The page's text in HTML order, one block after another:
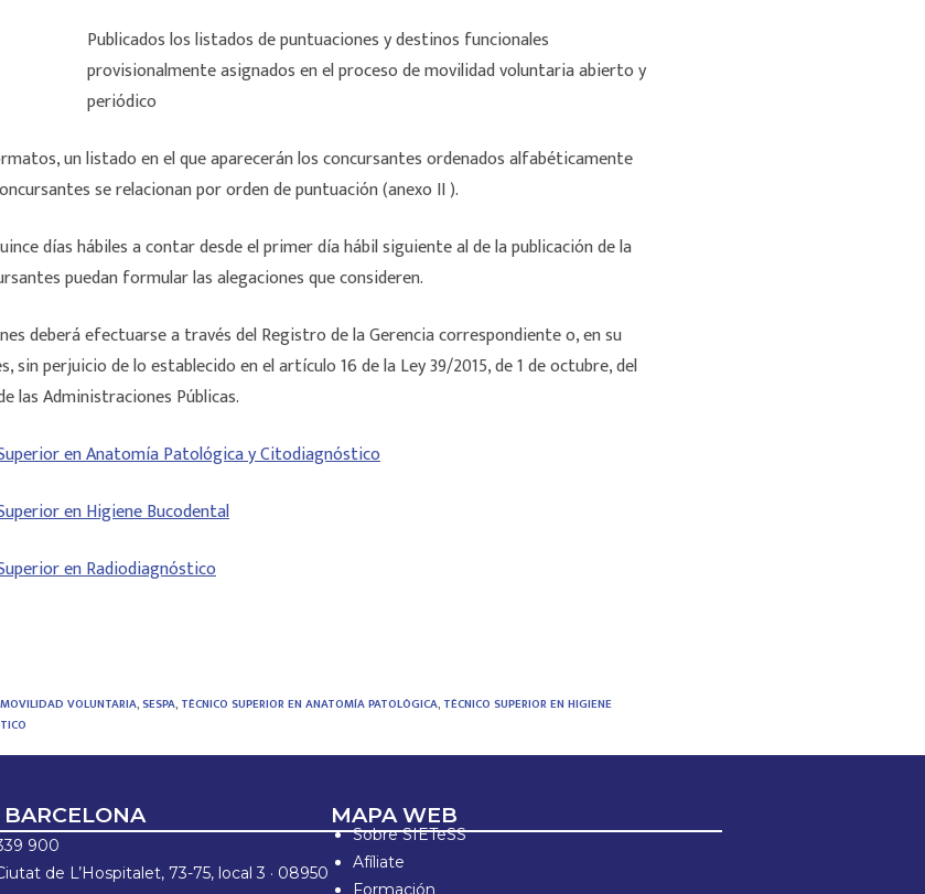
Publicados los listados de puntuaciones y destinos funcionales
provisionalmente asignados en el proceso de movilidad voluntaria abierto y
periódico
un listado en el que aparecerán los concursantes ordenados alfabéticamente
se relacionan por orden de puntuación (anexo II ).
días hábiles a contar desde el primer día hábil siguiente al de la publicación de la
puedan formular las alegaciones que consideren.
deberá efectuarse a través del Registro de la Gerencia correspondiente o, en su
sin perjuicio de lo establecido en el artículo 16 de la Ley 39/2015, de 1 de octubre, del
las Administraciones Públicas.
en Anatomía Patológica y Citodiagnóstico
en Higiene Bucodental
en Radiodiagnóstico
VOLUNTARIA,SESPA, TÉCNICO SUPERIOR EN ANATOMÍA PATOLÓGICA, TÉCNICO SUPERIOR EN HIGIENE
BARCELONA
900
de L’Hospitalet, 73-75, local 3 · 08950
MAPA WEB
Sobre SIETeSS
Afíliate
Formación